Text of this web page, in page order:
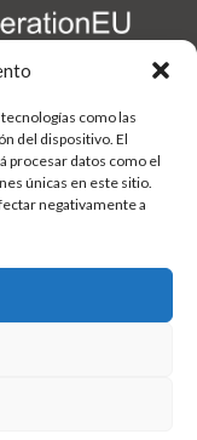
como las
del dispositivo. El
procesar datos como el
únicas en este sitio.
negativamente a